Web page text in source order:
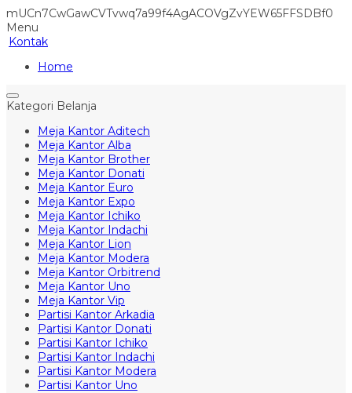
mUCn7CwGawCVTvwq7a99f4AgACOVgZvYEW65FFSDBf0
Menu
Kontak
Home
Kategori Belanja
Meja Kantor Aditech
Meja Kantor Alba
Meja Kantor Brother
Meja Kantor Donati
Meja Kantor Euro
Meja Kantor Expo
Meja Kantor Ichiko
Meja Kantor Indachi
Meja Kantor Lion
Meja Kantor Modera
Meja Kantor Orbitrend
Meja Kantor Uno
Meja Kantor Vip
Partisi Kantor Arkadia
Partisi Kantor Donati
Partisi Kantor Ichiko
Partisi Kantor Indachi
Partisi Kantor Modera
Partisi Kantor Uno